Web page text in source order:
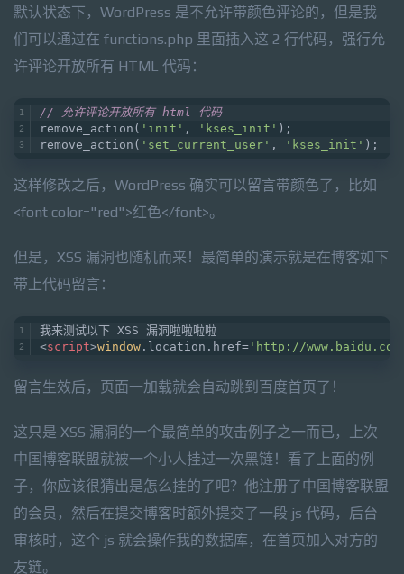
默认状态下，WordPress 是不允许带颜色评论的，但是我
们可以通过在 functions.php 里面插入这 2 行代码，强行允
许评论开放所有 HTML 代码：
// 允许评论开放所有 html 代码
remove_action( 'init' , 'kses_init' );
remove_action( 'set_current_user' , 'kses_init' );
这样修改之后，WordPress 确实可以留言带颜色了，比如
<font color="red">红色</font>。
但是，XSS 漏洞也随机而来！最简单的演示就是在博客如下
带上代码留言：
我来测试以下 XSS 漏洞啦啦啦啦
<script>window .location.href= 'http://
留言生效后，页面一加载就会自动跳到百度首页了！
这只是 XSS 漏洞的一个最简单的攻击例子之一而已，上次
中国博客联盟就被一个小人挂过一次黑链！看了上面的例
子，你应该很猜出是怎么挂的了吧？他注册了中国博客联盟
的会员，然后在提交博客时额外提交了一段 js 代码，后台
审核时，这个 js 就会操作我的数据库，在首页加入对方的
友链。